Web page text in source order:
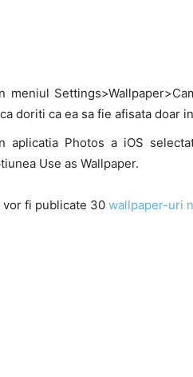
meniul
doriti ca ea sa fie afisata doar
aplicatia Photos a iOS
Use as Wallpaper.
vor fi publicate 30 wallpaper-uri